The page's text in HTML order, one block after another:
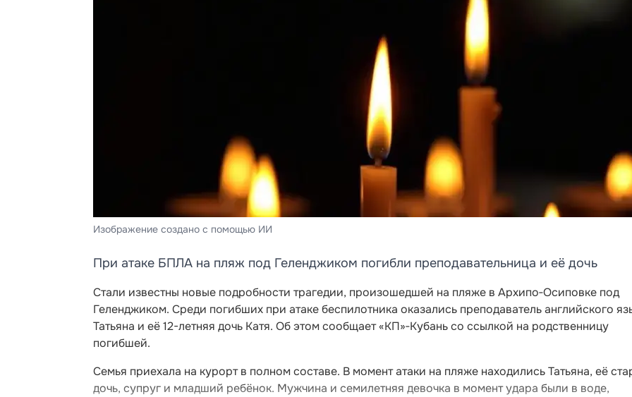
Изображение создано с помощью ИИ
При атаке БПЛА на пляж под Геленджиком погибли преподавательница и её дочь
Стали известны новые подробности трагедии, произошедшей на пляже в Архипо‑Осиповке под
Геленджиком. Среди погибших при атаке беспилотника оказались преподаватель английского
Татьяна и её 12-летняя дочь Катя. Об этом сообщает «КП»‑Кубань со ссылкой на родственницу
погибшей.
Семья приехала на курорт в полном составе. В момент атаки на пляже находились Татьяна, её
дочь, супруг и младший ребёнок. Мужчина и семилетняя девочка в момент удара были в воде,